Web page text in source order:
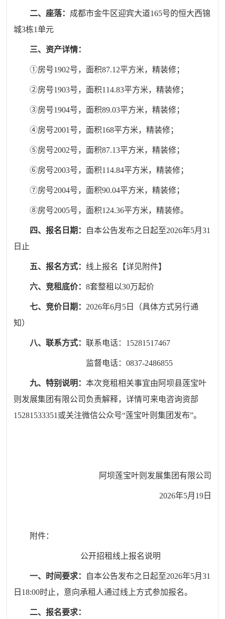
二、座落： 成都市金牛区迎宾大道165号的恒大西锦
城3栋1单元
三、资产详情：
①房号1902号，面积87.12平方米，精装修；
②房号1903号，面积114.83平方米，精装修；
③房号1904号，面积89.03平方米，精装修；
④房号2001号， 面积168平方米，精装修；
⑤房号2002号，面积87.13平方米，精装修；
⑥房号2003号，面积114.84平方米，精装修；
⑦房号2004号，面积90.04平方米，精装修；
⑧房号2005号，面积124.36平方米，精装修。
四、报名日期 ： 自本公告发布之日起至2026年5月31
日 止
五、报名方式：线上报名【详见附件】
六、竞租底价：8套整租以30万起价
七、竞价日期 ： 2026年6月 5 日 （具体方式另行通
知）
八、联系方式：联系电话： 15281517467
监督电话：0837-2486855
九、特别说明 ：本次竞租相关事宜由 阿坝县莲宝叶
则发展集团有限公司 负责解释，详情可来电咨询资部
15281533351 或关注微信公众号“莲宝叶则集团发布”。
阿坝莲宝叶则发展集团有限公司
2026年5月19日
附件：
公开招租线上报名说明
一、时间要求： 自本公告发布之日起至2026年5月31
日 18:00时止，意向承租人通过线上方式参加报名。
二、报名要求：